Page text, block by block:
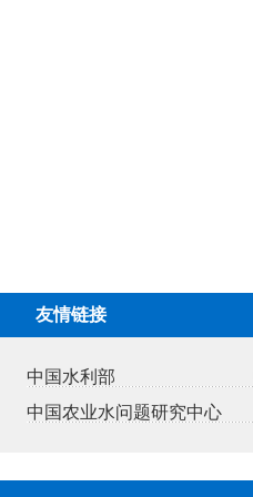
友情链接
中国水利部
中国农业水问题研究中心